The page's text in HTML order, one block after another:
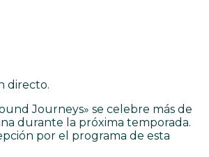
directo.
Journeys» se celebre más de
durante la próxima temporada.
por el programa de esta